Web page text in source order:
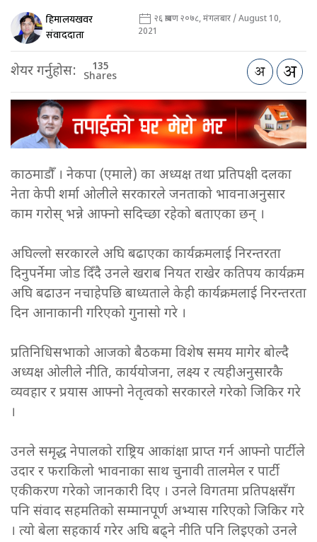
हिमालयखवर
संवाददाता
२६ श्रावण २०७८, मंगलबार / August 10,
2021
शेयर गर्नुहोस: 135
Shares
काठमाडौँ । नेकपा (एमाले) का अध्यक्ष तथा प्रतिपक्षी दलका
नेता केपी शर्मा ओलीले सरकारले जनताको भावनाअनुसार
काम गरोस् भन्ने आफ्नो सदिच्छा रहेको बताएका छन् ।
अघिल्लो सरकारले अघि बढाएका कार्यक्रमलाई निरन्तरता
दिनुपर्नेमा जोड दिँदै उनले खराब नियत राखेर कतिपय कार्यक्रम
अघि बढाउन नचाहेपछि बाध्यताले केही कार्यक्रमलाई निरन्तरता
दिन आनाकानी गरिएको गुनासो गरे ।
प्रतिनिधिसभाको आजको बैठकमा विशेष समय मागेर बोल्दै
अध्यक्ष ओलीले नीति, कार्ययोजना, लक्ष्य र त्यहीअनुसारकै
व्यवहार र प्रयास आफ्नो नेतृत्वको सरकारले गरेको जिकिर गरे
।
उनले समृद्ध नेपालको राष्ट्रिय आकांक्षा प्राप्त गर्न आफ्नो पार्टीले
उदार र फराकिलो भावनाका साथ चुनावी तालमेल र पार्टी
एकीकरण गरेको जानकारी दिए । उनले विगतमा प्रतिपक्षसँग
पनि संवाद सहमतिको सम्मानपूर्ण अभ्यास गरिएको जिकिर गरे
। त्यो बेला सहकार्य गरेर अघि बढ्ने नीति पनि लिइएको उनले